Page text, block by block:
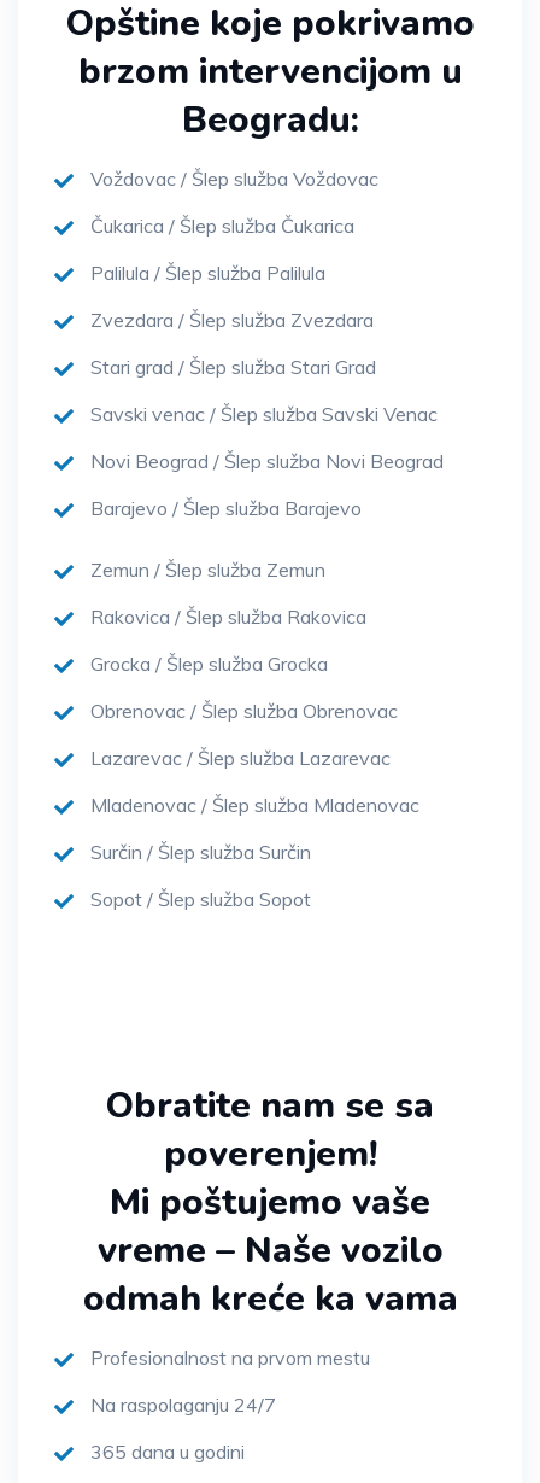
Opštine koje pokrivamo
brzom intervencijom u
Beogradu:
Voždovac / Šlep služba Voždovac
Čukarica / Šlep služba Čukarica
Palilula / Šlep služba Palilula
Zvezdara / Šlep služba Zvezdara
Stari grad / Šlep služba Stari Grad
Savski venac / Šlep služba Savski Venac
Novi Beograd / Šlep služba Novi Beograd
Barajevo / Šlep služba Barajevo
Zemun / Šlep služba Zemun
Rakovica / Šlep služba Rakovica
Grocka / Šlep služba Grocka
Obrenovac / Šlep služba Obrenovac
Lazarevac / Šlep služba Lazarevac
Mladenovac / Šlep služba Mladenovac
Surčin / Šlep služba Surčin
Sopot / Šlep služba Sopot
Obratite nam se sa
poverenjem!
Mi poštujemo vaše
vreme – Naše vozilo
odmah kreće ka vama
Profesionalnost na prvom mestu
Na raspolaganju 24/7
365 dana u godini